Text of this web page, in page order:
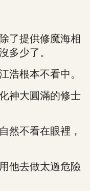
提供修魔海相
多少了。
根本不看中。
神大圓滿的修士
不看在眼裡，
去做太過危險